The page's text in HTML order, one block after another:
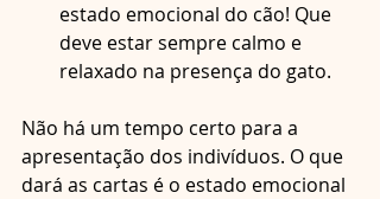
estado emocional do cão! Que
deve estar sempre calmo e
relaxado na presença do gato.
Não há um tempo certo para a
apresentação dos indivíduos. O que
dará as cartas é o estado emocional